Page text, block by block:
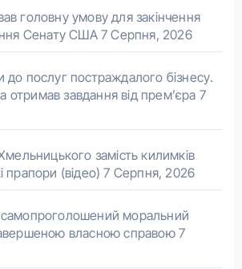
головну умову для закінчення
Сенату США 7 Серпня, 2026
до послуг постраждалого бізнесу.
завдання від прем’єра 7
замість килимків
прапори (відео) 7 Серпня, 2026
моральний
власною справою 7